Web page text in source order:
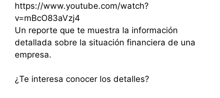
https://www.youtube.com/watch?
v=mBcO83aVzj4
Un reporte que te muestra la información
detallada sobre la situación financiera de una
empresa.
¿Te interesa conocer los detalles?